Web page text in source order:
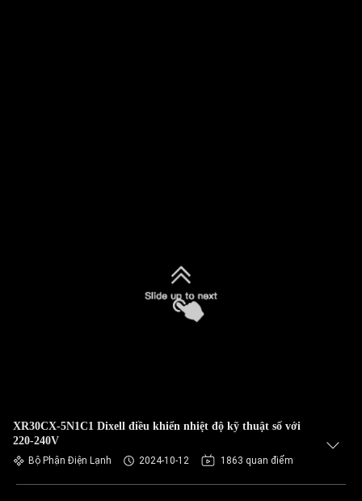
XR30CX-5N1C1 Dixell điều khiển nhiệt độ kỹ thuật số với
220-240V
Bộ Phận Điện Lạnh 2024-10-12 1863 quan điểm